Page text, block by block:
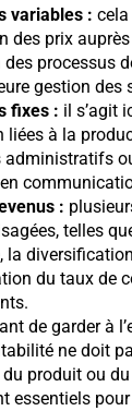
variables :
des prix
processus
gestion des
fixes : il s’agit
liées à la
administratifs
:
telles
la
du taux de
de garder à
ne doit
produit ou
essentiels